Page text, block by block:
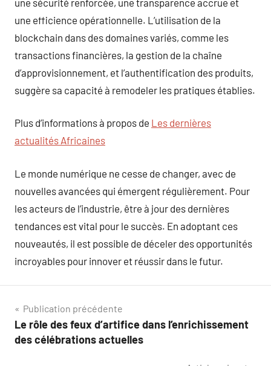
une efficience opérationnelle. L’utilisation de la
blockchain dans des domaines variés, comme les
transactions financières, la gestion de la chaîne
d’approvisionnement, et l’authentification des produits,
suggère sa capacité à remodeler les pratiques établies.
Plus d’informations à propos de Les dernières
actualités Africaines
Le monde numérique ne cesse de changer, avec de
nouvelles avancées qui émergent régulièrement. Pour
les acteurs de l’industrie, être à jour des dernières
tendances est vital pour le succès. En adoptant ces
nouveautés, il est possible de déceler des opportunités
incroyables pour innover et réussir dans le futur.
Navigation
de
Publication précédente
Le rôle des feux d’artifice dans l’enrichissement
des célébrations actuelles